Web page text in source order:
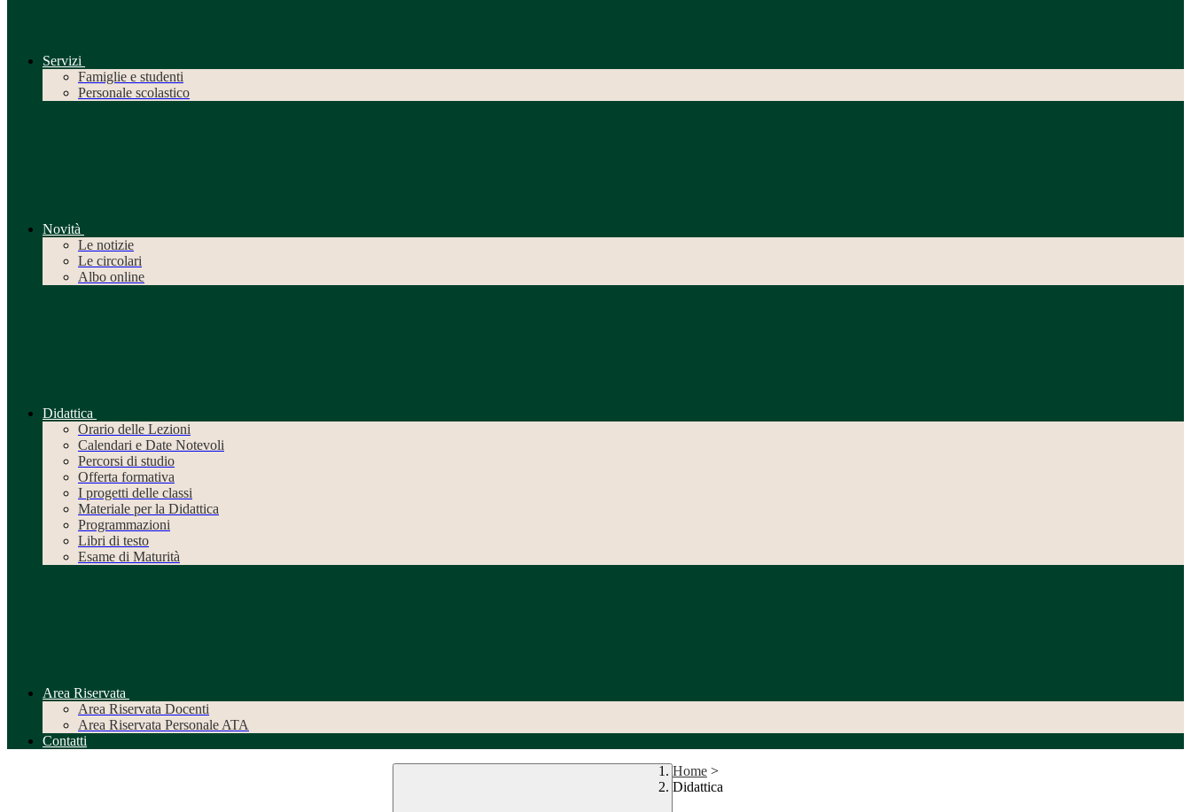
Servizi
Famiglie e studenti
Personale scolastico
Novità
Le notizie
Le circolari
Albo online
Didattica
Orario delle Lezioni
Calendari e Date Notevoli
Percorsi di studio
Offerta formativa
I progetti delle classi
Materiale per la Didattica
Programmazioni
Libri di testo
Esame di Maturità
Area Riservata
Area Riservata Docenti
Area Riservata Personale ATA
Contatti
Home >
Didattica